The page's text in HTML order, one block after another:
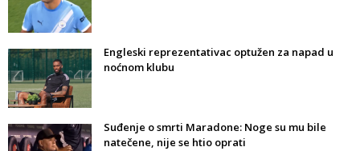
Engleski reprezentativac optužen za napad u
noćnom klubu
Suđenje o smrti Maradone: Noge su mu bile
natečene, nije se htio oprati